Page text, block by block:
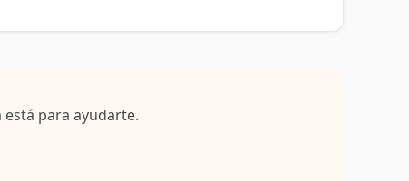
está para ayudarte.